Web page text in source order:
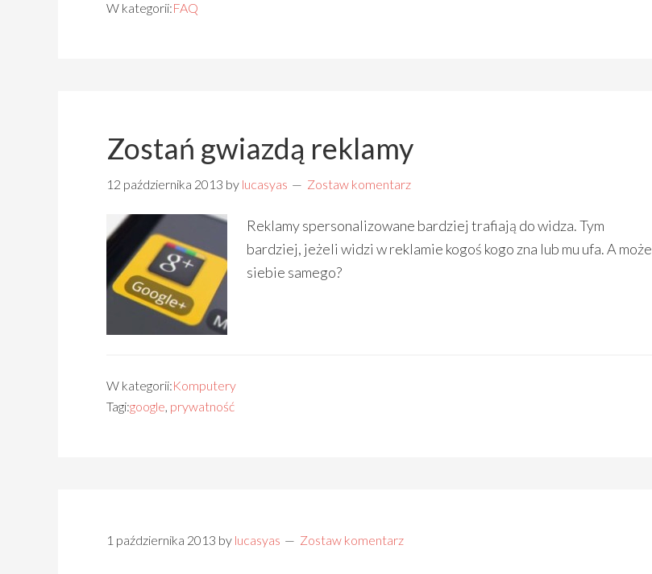
W kategorii:FAQ
Zostań gwiazdą reklamy
12 października 2013 by lucasyas Zostaw komentarz
Reklamy spersonalizowane bardziej trafiają do widza. Tym
bardziej, jeżeli widzi w reklamie kogoś kogo zna lub mu ufa. A może
siebie samego?
W kategorii:Komputery
Tagi:google, prywatność
1 października 2013 by lucasyas Zostaw komentarz